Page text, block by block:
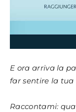
E ora arriva la
far sentire la tua
Raccontami: